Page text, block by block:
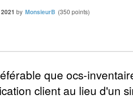
by MonsieurB (350 points)
que ocs-
client au lieu d'un